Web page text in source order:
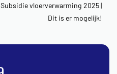
Subsidie vloerverwarming 2025 |
Dit is er mogelijk!